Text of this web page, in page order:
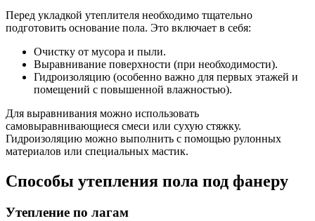
Перед укладкой утеплителя необходимо тщательно
подготовить основание пола. Это включает в себя:
Очистку от мусора и пыли.
Выравнивание поверхности (при необходимости).
Гидроизоляцию (особенно важно для первых этажей и
помещений с повышенной влажностью).
Для выравнивания можно использовать
самовыравнивающиеся смеси или сухую стяжку.
Гидроизоляцию можно выполнить с помощью рулонных
материалов или специальных мастик.
Способы утепления пола под фанеру
Утепление по лагам